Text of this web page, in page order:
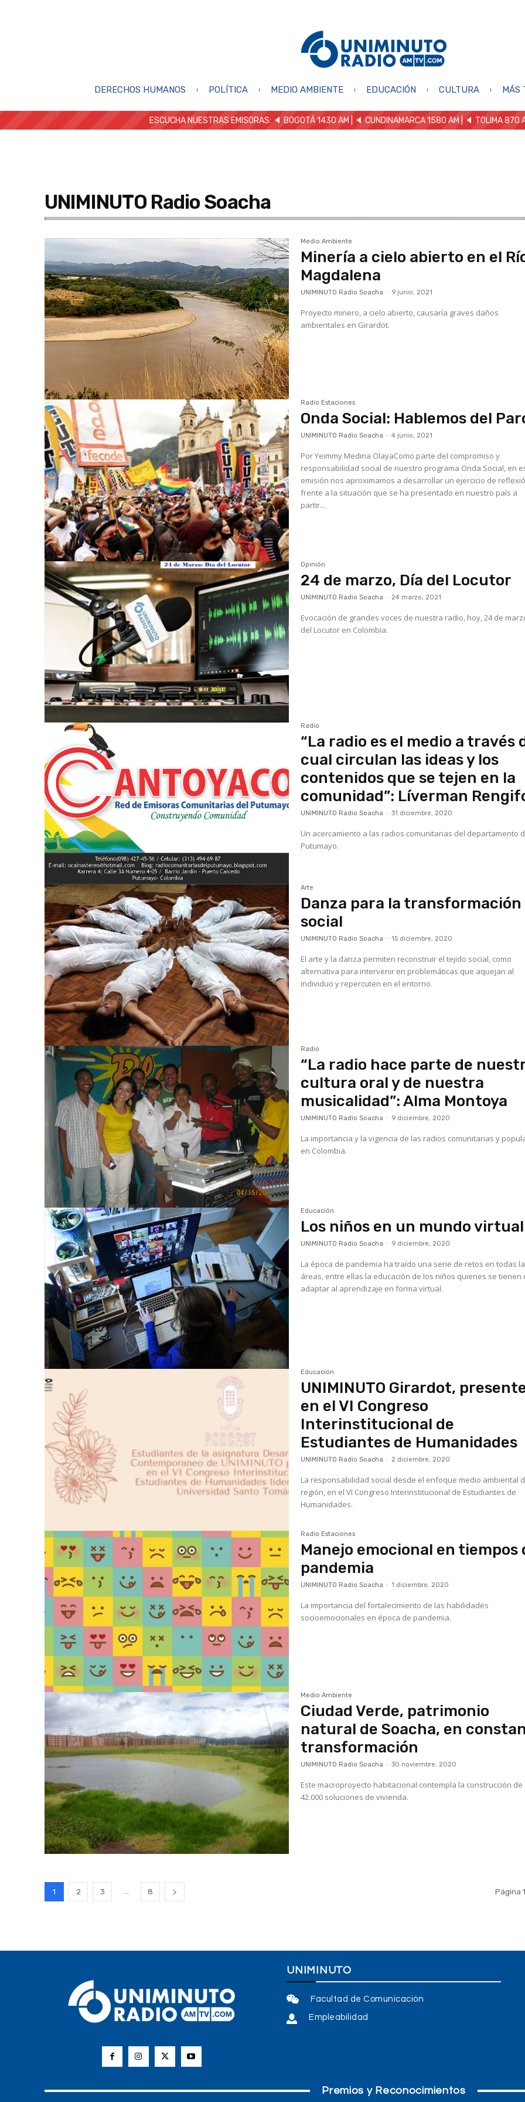
DERECHOS HUMANOS POLÍTICA MEDIO AMBIENTE EDUCACIÓN CULTURA MÁS
ESCUCHA NUESTRAS EMISORAS: 🔈 BOGOTÁ 1430 AM | 🔈 CUNDINAMARCA 1580 AM | 🔈 TOLIMA 870
UNIMINUTO Radio Soacha
Medio Ambiente
Minería a cielo abierto en el
Magdalena
UNIMINUTO Radio Soacha - 9 junio, 2021
Proyecto minero, a cielo abierto, causaría graves daños
ambientales en Girardot.
Radio Estaciones
Onda Social: Hablemos del
UNIMINUTO Radio Soacha - 4 junio, 2021
Por Yeimmy Medina OlayaComo parte del compromiso y
responsabilidad social de nuestro programa Onda Social, en
emisión nos aproximamos a desarrollar un ejercicio de
frente a la situación que se ha presentado en nuestro país a
partir...
Opinión
24 de marzo, Día del Locutor
UNIMINUTO Radio Soacha - 24 marzo, 2021
Evocación de grandes voces de nuestra radio, hoy, 24 de
del Locutor en Colombia.
Radio
“La radio es el medio a través
cual circulan las ideas y los
contenidos que se tejen en la
comunidad”: Líverman
UNIMINUTO Radio Soacha - 31 diciembre, 2020
Un acercamiento a las radios comunitarias del departamento
Putumayo.
Arte
Danza para la transformación
social
UNIMINUTO Radio Soacha - 15 diciembre, 2020
El arte y la danza permiten reconstruir el tejido social, como
alternativa para intervenir en problemáticas que aquejan al
individuo y repercuten en el entorno.
Radio
“La radio hace parte de
cultura oral y de nuestra
musicalidad”: Alma Montoya
UNIMINUTO Radio Soacha - 9 diciembre, 2020
La importancia y la vigencia de las radios comunitarias y
en Colombia.
Educación
Los niños en un mundo virtual
UNIMINUTO Radio Soacha - 9 diciembre, 2020
La época de pandemia ha traído una serie de retos en todas
áreas, entre ellas la educación de los niños quienes se tienen
adaptar al aprendizaje en forma virtual.
Educación
UNIMINUTO Girardot,
en el VI Congreso
Interinstitucional de
Estudiantes de Humanidades
UNIMINUTO Radio Soacha - 2 diciembre, 2020
La responsabilidad social desde el enfoque medio ambiental
región, en el VI Congreso Interinstitucional de Estudiantes de
Humanidades.
Radio Estaciones
Manejo emocional en tiempos
pandemia
UNIMINUTO Radio Soacha - 1 diciembre, 2020
La importancia del fortalecimiento de las habilidades
socioemocionales en época de pandemia.
Medio Ambiente
Ciudad Verde, patrimonio
natural de Soacha, en
transformación
UNIMINUTO Radio Soacha - 30 noviembre, 2020
Este macroproyecto habitacional contempla la construcción de
42.000 soluciones de vivienda.
1 2 3 8 Página
UNIMINUTO
Facultad de Comunicación
Empleabilidad
Premios y Reconocimientos